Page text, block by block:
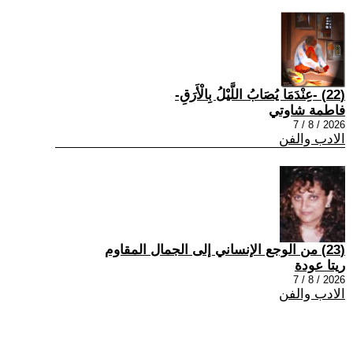
(22) -عِنْدَمَا يُصَابُ اللَّيْلُ بِالْأَرَقِ-
فاطمة شاوتي
2026 / 8 / 7
الادب والفن
(23) من الوجع الإنساني إلى الجمال المقاوم
ريتا عودة
2026 / 8 / 7
الادب والفن